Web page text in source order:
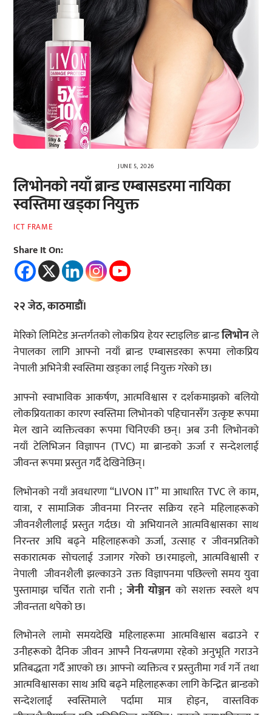
JUNE 5, 2026
लिभोनको नयाँ ब्रान्ड एम्बासडरमा नायिका
स्वस्तिमा खड्का नियुक्त
ICT FRAME
Share It On:
२२ जेठ, काठमाडौं।
मेरिको लिमिटेड अन्तर्गतको लोकप्रिय हेयर स्टाइलिङ ब्रान्डलिभोनले
नेपालका लागि आफ्नो नयाँ ब्रान्ड एम्बासडरका रूपमा लोकप्रिय
नेपाली अभिनेत्री स्वस्तिमा खड्का लाई नियुक्त गरेको छ।
आफ्नो स्वाभाविक आकर्षण, आत्मविश्वास र दर्शकमाझको बलियो
लोकप्रियताका कारण स्वस्तिमा लिभोनको पहिचानसँग उत्कृष्ट रूपमा
मेल खाने व्यक्तित्वका रूपमा चिनिएकी छन्। अब उनी लिभोनको
नयाँ टेलिभिजन विज्ञापन (TVC) मा ब्रान्डको ऊर्जा र सन्देशलाई
जीवन्त रूपमा प्रस्तुत गर्दै देखिनेछिन्।
लिभोनको नयाँ अवधारणा “LIVON IT” मा आधारित TVC ले काम,
यात्रा, र सामाजिक जीवनमा निरन्तर सक्रिय रहने महिलाहरूको
जीवनशैलीलाई प्रस्तुत गर्दछ। यो अभियानले आत्मविश्वासका साथ
निरन्तर अघि बढ्ने महिलाहरूको ऊर्जा, उत्साह र जीवनप्रतिको
सकारात्मक सोचलाई उजागर गरेको छ।रमाइलो, आत्मविश्वासी र
नेपाली जीवनशैली झल्काउने उक्त विज्ञापनमा पछिल्लो समय युवा
पुस्तामाझ चर्चित रातो रानी ;जेनी योञ्जनको सशक्त स्वरले थप
जीवन्तता थपेको छ।
लिभोनले लामो समयदेखि महिलाहरूमा आत्मविश्वास बढाउने र
उनीहरूको दैनिक जीवन आफ्नै नियन्त्रणमा रहेको अनुभूति गराउने
प्रतिबद्धता गर्दै आएको छ। आफ्नो व्यक्तित्व र प्रस्तुतीमा गर्व गर्ने तथा
आत्मविश्वासका साथ अघि बढ्ने महिलाहरूका लागि केन्द्रित ब्रान्डको
सन्देशलाई स्वस्तिमाले पर्दामा मात्र होइन, वास्तविक